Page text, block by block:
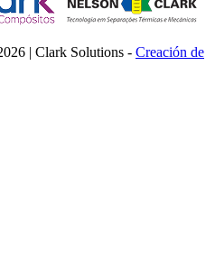
| Clark Solutions - Creación de